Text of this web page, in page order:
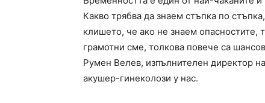
Какво трябва да знаем стъпка по
клишето, че ако не знаем опасностите,
грамотни сме, толкова повече са
Румен Велев, изпълнителен директор
акушер-гинеколози у нас.